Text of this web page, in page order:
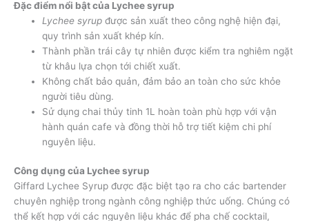
Đặc điểm nổi bật của Lychee syrup
Lychee syrup được sản xuất theo công nghệ hiện đại,
quy trình sản xuất khép kín.
Thành phần trái cây tự nhiên được kiểm tra nghiêm ngặt
từ khâu lựa chọn tới chiết xuất.
Không chất bảo quản, đảm bảo an toàn cho sức khỏe
người tiêu dùng.
Sử dụng chai thủy tinh 1L hoàn toàn phù hợp với vận
hành quán cafe và đồng thời hỗ trợ tiết kiệm chi phí
nguyên liệu.
Công dụng của Lychee syrup
Giffard Lychee Syrup được đặc biệt tạo ra cho các bartender
chuyên nghiệp trong ngành công nghiệp thức uống. Chúng có
thể kết hợp với các nguyên liệu khác để pha chế cocktail,